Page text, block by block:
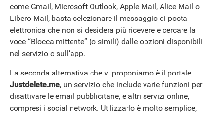
come Gmail, Microsoft Outlook, Apple Mail, Alice Mail o
Libero Mail, basta selezionare il messaggio di posta
elettronica che non si desidera più ricevere e cercare la
voce “Blocca mittente” (o simili) dalle opzioni disponibili
nel servizio o sull’app.
La seconda alternativa che vi proponiamo è il portale
Justdelete.me, un servizio che include varie funzioni per
disattivare le email pubblicitarie, e altri servizi online,
compresi i social network. Utilizzarlo è molto semplice,